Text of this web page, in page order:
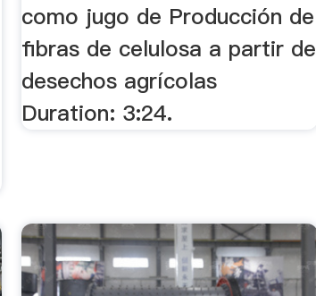
como jugo de Producción de
fibras de celulosa a partir de
desechos agrícolas
Duration: 3:24.